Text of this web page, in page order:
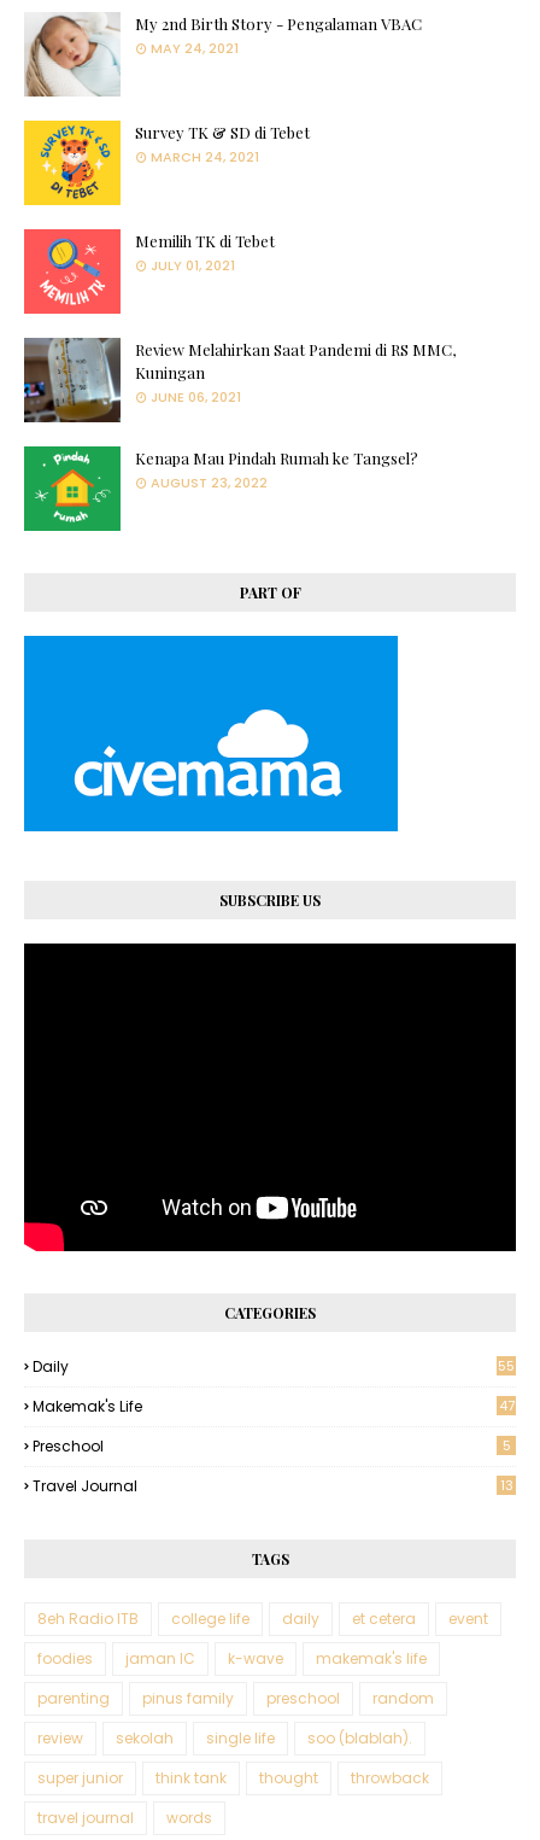
My 2nd Birth Story - Pengalaman VBAC
MAY 24, 2021
Survey TK & SD di Tebet
MARCH 24, 2021
Memilih TK di Tebet
JULY 01, 2021
Review Melahirkan Saat Pandemi di RS MMC,
Kuningan
JUNE 06, 2021
Kenapa Mau Pindah Rumah ke Tangsel?
AUGUST 23, 2022
PART OF
SUBSCRIBE US
CATEGORIES
Daily 55
Makemak's Life 47
Preschool 5
Travel Journal 13
TAGS
8eh Radio ITB college life daily et cetera
event
foodies
jaman IC k-wave
makemak's life
parenting
pinus family preschool
random
review
sekolah single life
soo (blablah).
super junior
think tank thought
throwback
travel journal
words